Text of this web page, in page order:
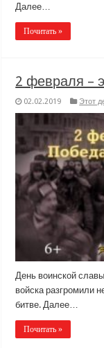
Далее…
Почитать »
2 февраля –
02.02.2019 Этот
День воинской
войска разгромили
битве. Далее…
Почитать »